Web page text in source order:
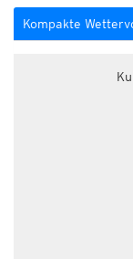
Kompakte